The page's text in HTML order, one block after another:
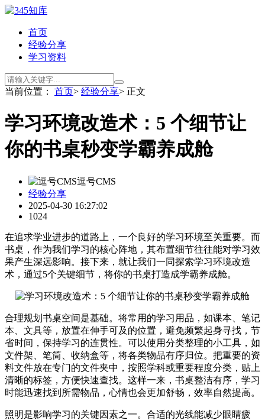
首页
经验分享
学习资料
当前位置： 首页> 经验分享> 正文
学习环境改造术：5 个细节让
你的书桌秒变学霸养成舱
逗号CMS
经验分享
2025-04-30 16:27:02
1024
在追求学业进步的道路上，一个良好的学习环境至关重要。而
书桌，作为我们学习的核心阵地，其布置细节往往能对学习效
果产生深远影响。接下来，就让我们一同探索学习环境改造
术，通过5个关键细节，将你的书桌打造成学霸养成舱。
合理规划书桌空间是基础。将常用的学习用品，如课本、笔记
本、文具等，放置在伸手可及的位置，避免频繁起身寻找，节
省时间，保持学习的连贯性。可以使用分类整理的小工具，如
文件架、笔筒、收纳盒等，将各类物品有序归位。把重要的资
料文件放在专门的文件夹中，按照学科或重要程度分类，贴上
清晰的标签，方便快速查找。这样一来，书桌整洁有序，学习
时能迅速找到所需物品，心情也会更加舒畅，效率自然提高。
照明是影响学习的关键因素之一。合适的光线能减少眼睛疲